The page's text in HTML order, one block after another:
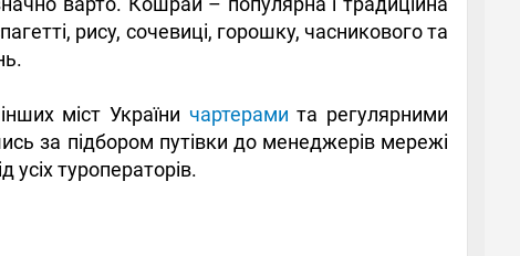
рису, сочевиці, горошку, часникового та
міст України чартерами та регулярними
за підбором путівки до менеджерів мережі
усіх туроператорів.